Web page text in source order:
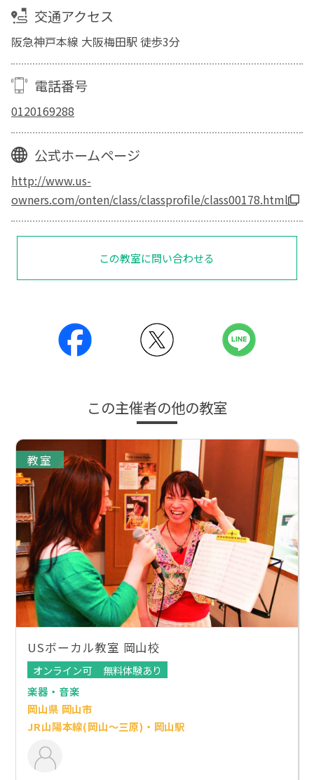
交通アクセス
阪急神戸本線 大阪梅田駅 徒歩3分
電話番号
0120169288
公式ホームページ
http://www.us-
owners.com/onten/class/classprofile/class00178.html
この教室に問い合わせる
この主催者の他の教室
教室
USボーカル教室 岡山校
オンライン可
無料体験あり
楽器・音楽
岡山県 岡山市
JR山陽本線(岡山～三原)・岡山駅